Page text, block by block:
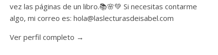
vez las páginas de un libro.📚🌸💚 Si necesitas contarme
algo, mi correo es: hola@laslecturasdeisabel.com
Ver perfil completo →